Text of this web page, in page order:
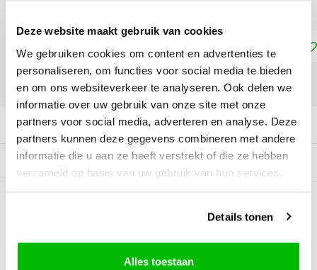
Deze website maakt gebruik van cookies
We gebruiken cookies om content en advertenties te
personaliseren, om functies voor social media te bieden
en om ons websiteverkeer te analyseren. Ook delen we
informatie over uw gebruik van onze site met onze
partners voor social media, adverteren en analyse. Deze
partners kunnen deze gegevens combineren met andere
informatie die u aan ze heeft verstrekt of die ze hebben
verzameld op basis van uw gebruik van hun services.
Details tonen
Alles toestaan
Toevoegen aan winkelwagen
DELEN:
Productomschrijving
Gerelateerde producten
0Reviews